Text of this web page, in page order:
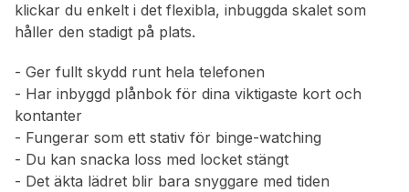
klickar du enkelt i det flexibla, inbuggda skalet som
håller den stadigt på plats.
- Ger fullt skydd runt hela telefonen
- Har inbyggd plånbok för dina viktigaste kort och
kontanter
- Fungerar som ett stativ för binge-watching
- Du kan snacka loss med locket stängt
- Det äkta lädret blir bara snyggare med tiden